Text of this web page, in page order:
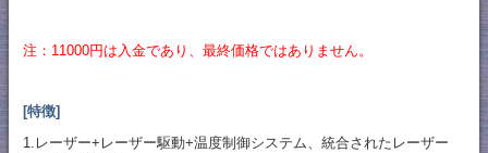
注：11000円は入金であり、最終価格ではありません。
[特徴]
1.レーザー+レーザー駆動+温度制御システム、統合されたレーザー